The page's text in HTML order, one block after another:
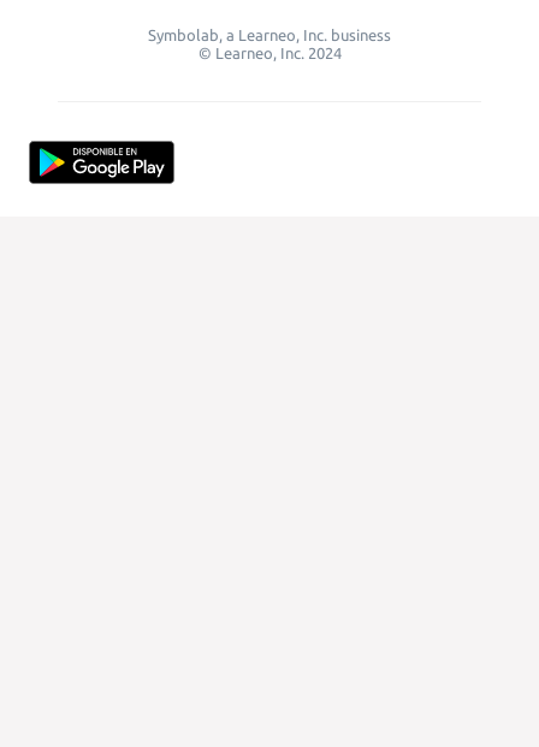
Symbolab, a Learneo, Inc. business
© Learneo, Inc. 2024